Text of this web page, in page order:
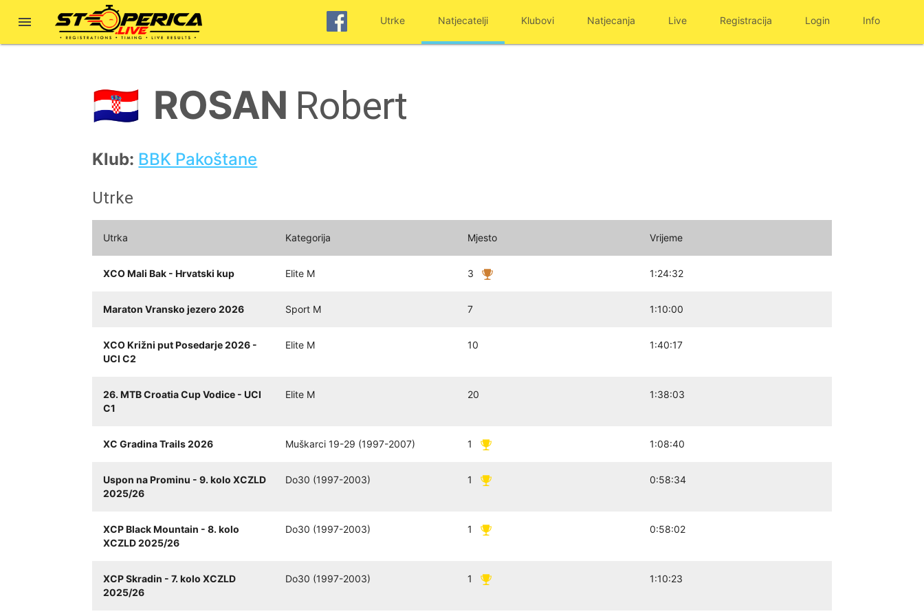
 Utrke Natjecatelji Klubovi Natjecanja Live Registracija Login Info
🇭🇷 ROSAN Robert
Klub: BBK Pakoštane
Utrke
Utrka Kategorija Mjesto Vrijeme
XCO Mali Bak - Hrvatski kup Elite M 3 1:24:32
Maraton Vransko jezero 2026 Sport M 7 1:10:00
XCO Križni put Posedarje 2026 -
UCI C2
Elite M 10 1:40:17
26. MTB Croatia Cup Vodice - UCI
C1
Elite M 20 1:38:03
XC Gradina Trails 2026 Muškarci 19-29 (1997-2007) 1 1:08:40
Uspon na Prominu - 9. kolo XCZLD
2025/26
Do30 (1997-2003) 1 0:58:34
XCP Black Mountain - 8. kolo
XCZLD 2025/26
Do30 (1997-2003) 1 0:58:02
XCP Skradin - 7. kolo XCZLD
2025/26
Do30 (1997-2003) 1 1:10:23